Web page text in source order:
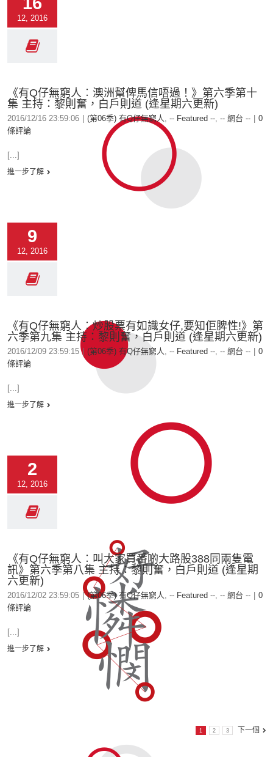
12, 2016
《有Q仔無窮人︰澳洲幫俾馬信唔過！》第六季第十
集 主持：黎則奮，白戶則道 (逢星期六更新)
2016/12/16 23:59:06 (第06季) 有Q仔無窮人, -- Featured --, -- 網台 --
0
條評論
[...]
進一步了解
9
12, 2016
《有Q仔無窮人︰炒股票有如識女仔,要知佢脾性!》第
六季第九集 主持：黎則奮，白戶則道 (逢星期六更新)
2016/12/09 23:59:15 (第06季) 有Q仔無窮人, -- Featured --, -- 網台 --
0
條評論
[...]
進一步了解
2
12, 2016
《有Q仔無窮人︰叫大家買番啲大路股388同兩隻電
訊》第六季第八集 主持：黎則奮，白戶則道 (逢星期
六更新)
2016/12/02 23:59:05 | (第06季) 有Q仔無窮人, -- Featured --, -- 網台 --
0
條評論
[...]
進一步了解
1 2 3 下一個